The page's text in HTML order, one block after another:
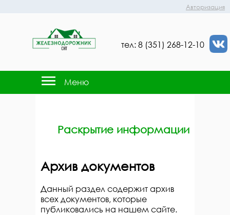
Авторизация
тел: 8 (351) 268-12-10
Меню
Раскрытие информации
Архив документов
Данный раздел содержит архив
всех документов, которые
публиковались на нашем сайте.